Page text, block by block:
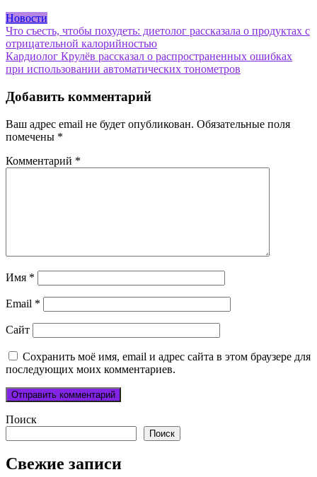
Новости
Навигация
по
записям
Что съесть, чтобы похудеть: диетолог рассказала о продуктах с
отрицательной калорийностью
Кардиолог Крулёв рассказал о распространенных ошибках
при использовании автоматических тонометров
Добавить комментарий
Ваш адрес email не будет опубликован. Обязательные поля
помечены *
Комментарий *
Имя *
Email *
Сайт
Сохранить моё имя, email и адрес сайта в этом браузере для
последующих моих комментариев.
Поиск
Поиск
Свежие записи